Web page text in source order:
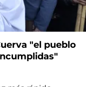
"el pueblo